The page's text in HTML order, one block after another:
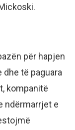
për hapjen
të paguara
kompanitë
ndërmarrjet e